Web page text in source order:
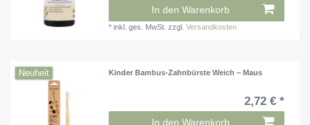
In den Warenkorb
*inkl. ges. MwSt. zzgl.Versandkosten
Neuheit Kinder Bambus-Zahnbürste Weich – Maus
2,72 € *
In den Warenkorb